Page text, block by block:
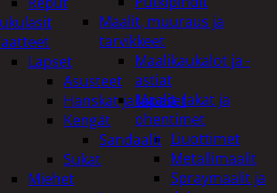
Maalit, muuraus ja
tarvikkeet
Maalikaukalot ja -
astiat
Maalit, lakat ja
ohentimet
Liuottimet
Metallimaalit
Spraymaalit ja
Lapset
Asusteet
Hanskat ja lapaset
Kengät
Sandaalit
Sukat
Miehet